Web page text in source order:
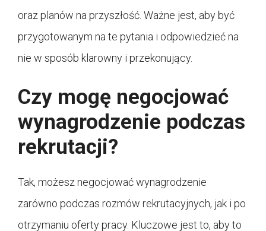
oraz planów na przyszłość. Ważne jest, aby być
przygotowanym na te pytania i odpowiedzieć na
nie w sposób klarowny i przekonujący.
Czy mogę negocjować
wynagrodzenie podczas
rekrutacji?
Tak, możesz negocjować wynagrodzenie
zarówno podczas rozmów rekrutacyjnych, jak i po
otrzymaniu oferty pracy. Kluczowe jest to, aby to